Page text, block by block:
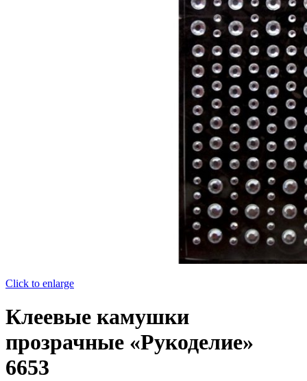
Click to enlarge
Клеевые камушки
прозрачные «Рукоделие»
6653